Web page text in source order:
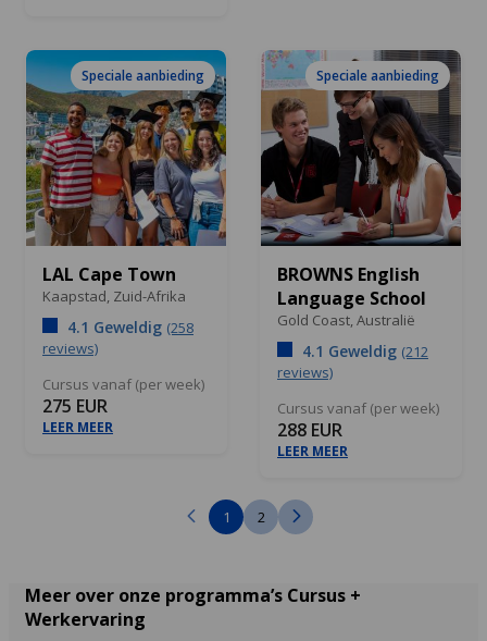
Speciale aanbieding
LAL Cape Town
Kaapstad, Zuid-Afrika
4.1 Geweldig (258
reviews)
Cursus vanaf (per week)
275 EUR
LEER MEER
Speciale aanbieding
BROWNS English
Language School
Gold Coast,Australië
4.1 Geweldig (212
reviews)
Cursus vanaf (per week)
288 EUR
LEER MEER
1 2
Meer over onze programma’s Cursus +
Werkervaring